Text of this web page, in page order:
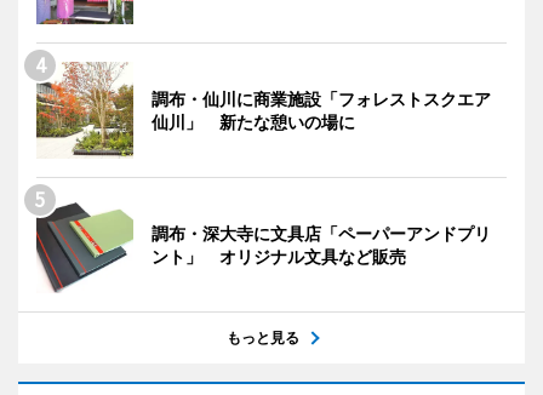
調布・仙川に商業施設「フォレストスクエア
仙川」 新たな憩いの場に
調布・深大寺に文具店「ペーパーアンドプリ
ント」 オリジナル文具など販売
もっと見る